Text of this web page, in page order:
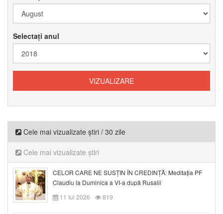
Selectați anul
Cele mai vizualizate știri / 30 zile
Cele mai vizualizate știri
CELOR CARE NE SUSȚIN ÎN CREDINȚĂ: Meditația PF
Claudiu la Duminica a VI-a după Rusalii
11 Iul 2026
819